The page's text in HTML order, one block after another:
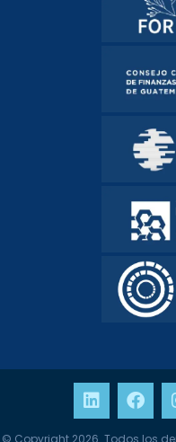
© Copyright 2026. Todos los